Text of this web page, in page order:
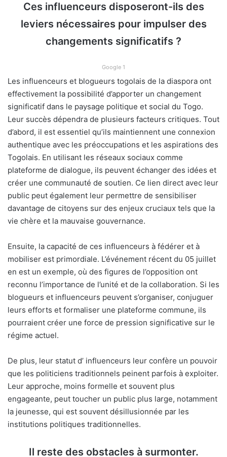
Ces influenceurs disposeront-ils des
leviers nécessaires pour impulser des
changements significatifs ?
Google 1
Les influenceurs et blogueurs togolais de la diaspora ont
effectivement la possibilité d’apporter un changement
significatif dans le paysage politique et social du Togo.
Leur succès dépendra de plusieurs facteurs critiques. Tout
d’abord, il est essentiel qu’ils maintiennent une connexion
authentique avec les préoccupations et les aspirations des
Togolais. En utilisant les réseaux sociaux comme
plateforme de dialogue, ils peuvent échanger des idées et
créer une communauté de soutien. Ce lien direct avec leur
public peut également leur permettre de sensibiliser
davantage de citoyens sur des enjeux cruciaux tels que la
vie chère et la mauvaise gouvernance.
Ensuite, la capacité de ces influenceurs à fédérer et à
mobiliser est primordiale. L’événement récent du 05 juillet
en est un exemple, où des figures de l’opposition ont
reconnu l’importance de l’unité et de la collaboration. Si les
blogueurs et influenceurs peuvent s’organiser, conjuguer
leurs efforts et formaliser une plateforme commune, ils
pourraient créer une force de pression significative sur le
régime actuel.
De plus, leur statut d’ influenceurs leur confère un pouvoir
que les politiciens traditionnels peinent parfois à exploiter.
Leur approche, moins formelle et souvent plus
engageante, peut toucher un public plus large, notamment
la jeunesse, qui est souvent désillusionnée par les
institutions politiques traditionnelles.
Il reste des obstacles à surmonter.